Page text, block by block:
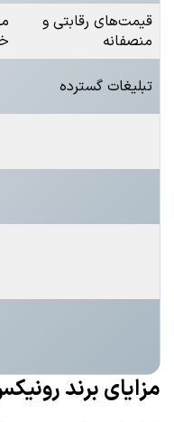
قیمت‌های رقابتی و
منصفانه
تبلیغات گسترده
مزایای برند